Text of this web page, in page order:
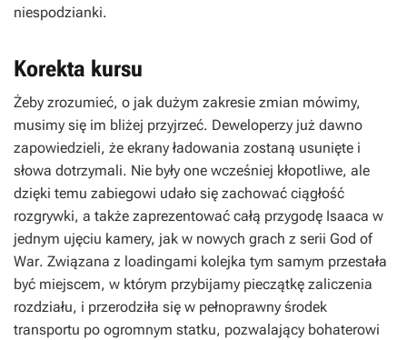
niespodzianki.
Korekta kursu
Żeby zrozumieć, o jak dużym zakresie zmian mówimy,
musimy się im bliżej przyjrzeć. Deweloperzy już dawno
zapowiedzieli, że ekrany ładowania zostaną usunięte i
słowa dotrzymali. Nie były one wcześniej kłopotliwe, ale
dzięki temu zabiegowi udało się zachować ciągłość
rozgrywki, a także zaprezentować całą przygodę Isaaca w
jednym ujęciu kamery, jak w nowych grach z serii God of
War. Związana z loadingami kolejka tym samym przestała
być miejscem, w którym przybijamy pieczątkę zaliczenia
rozdziału, i przerodziła się w pełnoprawny środek
transportu po ogromnym statku, pozwalający bohaterowi